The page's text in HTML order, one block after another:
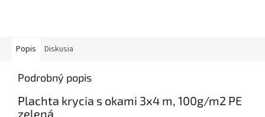
Popis Diskusia
Podrobný popis
Plachta krycia s okami 3x4 m, 100g/m2 PE
zelená